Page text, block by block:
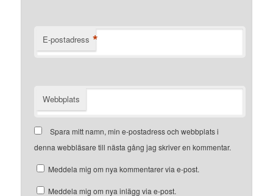
E-postadress *
Webbplats
Spara mitt namn, min e-postadress och webbplats i
denna webbläsare till nästa gång jag skriver en kommentar.
Meddela mig om nya kommentarer via e-post.
Meddela mig om nya inlägg via e-post.